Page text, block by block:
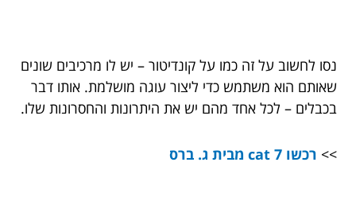
נסו לחשוב על זה כמו על קונדיטור – יש לו מרכיבים שונים
שאותם הוא משתמש כדי ליצור עוגה מושלמת. אותו דבר
בכבלים – לכל אחד מהם יש את היתרונות והחסרונות שלו.
>> רכשו cat 7 מבית ג. ברס